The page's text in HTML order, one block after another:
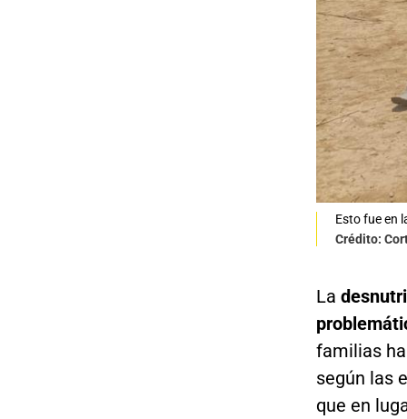
Esto fue en
Crédito:
La
familias
según las
que en